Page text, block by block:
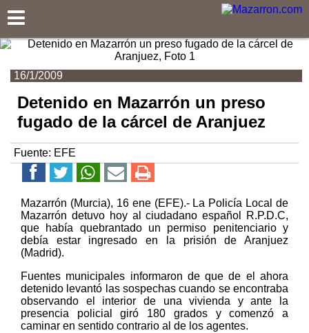
16/1/2009
Detenido en Mazarrón un preso
fugado de la cárcel de Aranjuez
Fuente: EFE
Mazarrón (Murcia), 16 ene (EFE).- La Policía Local de
Mazarrón detuvo hoy al ciudadano español R.P.D.C,
que había quebrantado un permiso penitenciario y
debía estar ingresado en la prisión de Aranjuez
(Madrid).
Fuentes municipales informaron de que de el ahora
detenido levantó las sospechas cuando se encontraba
observando el interior de una vivienda y ante la
presencia policial giró 180 grados y comenzó a
caminar en sentido contrario al de los agentes.